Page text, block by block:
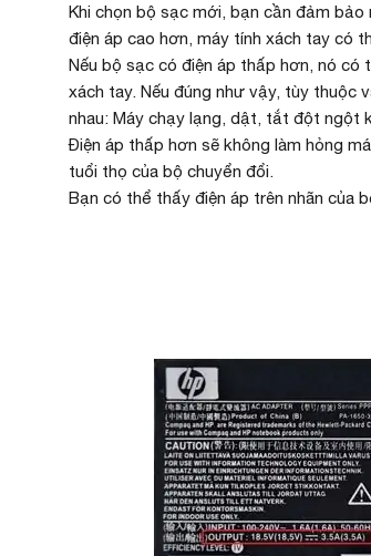
Khi chọn bộ sạc mới, bạn cần đảm
điện áp cao hơn, máy tính xách tay có
Nếu bộ sạc có điện áp thấp hơn, nó
xách tay. Nếu đúng như vậy, tùy thuộc
nhau: Máy chạy lạng, dật, tắt đột ngột
Điện áp thấp hơn sẽ không làm hỏng
tuổi thọ của bộ chuyển đổi.
Bạn có thể thấy điện áp trên nhãn của